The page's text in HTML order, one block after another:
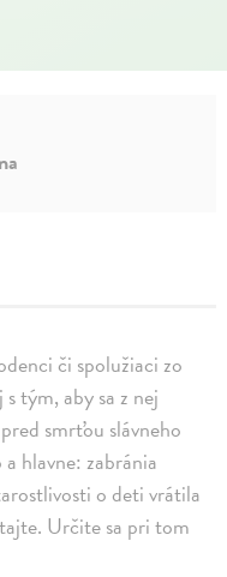
či spolužiaci zo
tým, aby sa z nej
smrťou slávneho
hlavne: zabránia
o deti vrátila
Určite sa pri tom